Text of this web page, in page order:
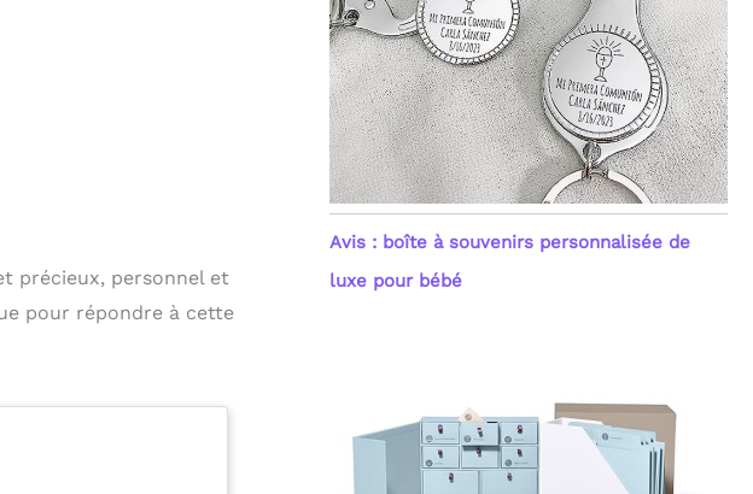
précieux, personnel et
pour répondre à cette
Avis : boîte à souvenirs personnalisée de
luxe pour bébé